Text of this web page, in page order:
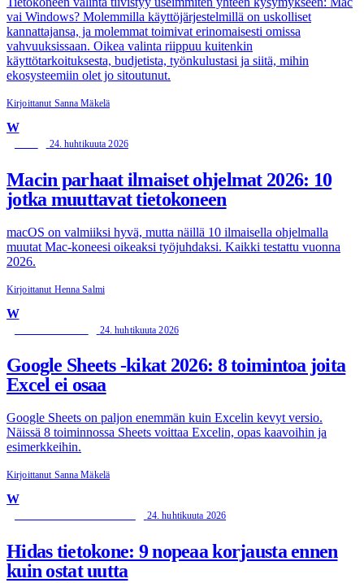
vai Windows? Molemmilla käyttöjärjestelmillä on uskolliset
kannattajansa, ja molemmat toimivat erinomaisesti omissa
vahvuuksissaan. Oikea valinta riippuu kuitenkin
käyttötarkoituksesta, budjetista, työnkulustasi ja siitä, mihin
ekosysteemiin olet jo sitoutunut.
Kirjoittanut Sanna Mäkelä
W
24. huhtikuuta 2026
Macin parhaat ilmaiset ohjelmat 2026: 10
jotka muuttavat tietokoneen
macOS on valmiiksi hyvä, mutta näillä 10 ilmaisella ohjelmalla
muutat Mac-koneesi oikeaksi työjuhdaksi. Kaikki testattu vuonna
2026.
Kirjoittanut Henna Salmi
W
24. huhtikuuta 2026
Google Sheets -kikat 2026: 8 toimintoa joita
Excel ei osaa
Google Sheets on paljon enemmän kuin Excelin kevyt versio.
Näissä 8 toiminnossa Sheets voittaa Excelin, opas kaavoihin ja
esimerkkeihin.
Kirjoittanut Sanna Mäkelä
W
24. huhtikuuta 2026
Hidas tietokone: 9 nopeaa korjausta ennen
kuin ostat uutta